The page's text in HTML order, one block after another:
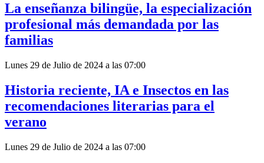
La enseñanza bilingüe, la especialización
profesional más demandada por las
familias
Lunes 29 de Julio de 2024 a las 07:00
Historia reciente, IA e Insectos en las
recomendaciones literarias para el
verano
Lunes 29 de Julio de 2024 a las 07:00